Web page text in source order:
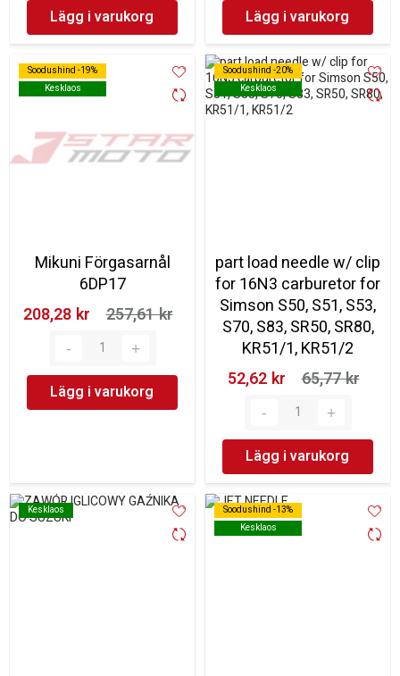
Lägg i varukorg Lägg i varukorg
Soodushind -19%
Kesklaos
Soodushind -19%
Kesklaos
Mikuni Förgasarnål
6DP17
208,28 kr‎
257,61 kr‎
Lägg i varukorg
Soodushind -20%
Kesklaos
Soodushind -20%
Kesklaos
part load needle w/ clip
for 16N3 carburetor for
Simson S50, S51, S53,
S70, S83, SR50, SR80,
KR51/1, KR51/2
52,62 kr‎
65,77 kr‎
Lägg i varukorg
Kesklaos
Kesklaos
Soodushind -13%
Kesklaos
Soodushind -13%
Kesklaos